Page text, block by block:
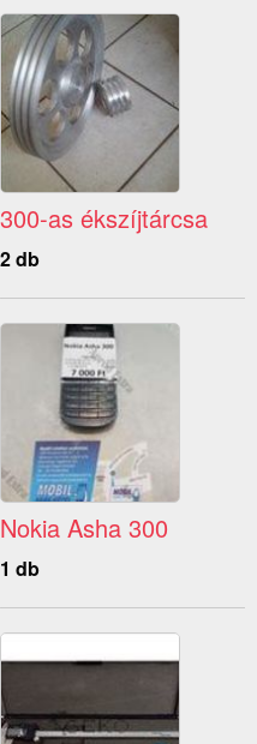
300-as ékszíjtárcsa
2 db
Nokia Asha 300
1 db